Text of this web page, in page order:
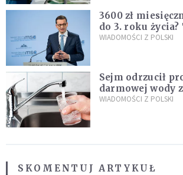
3600 zł
do 3. roku życia?
propozycji
WIADOMOŚCI Z POLSKI
Sejm odrzucił
darmowej wody
restauracjach
WIADOMOŚCI Z POLSKI
SKOMENTUJ ARTYKUŁ